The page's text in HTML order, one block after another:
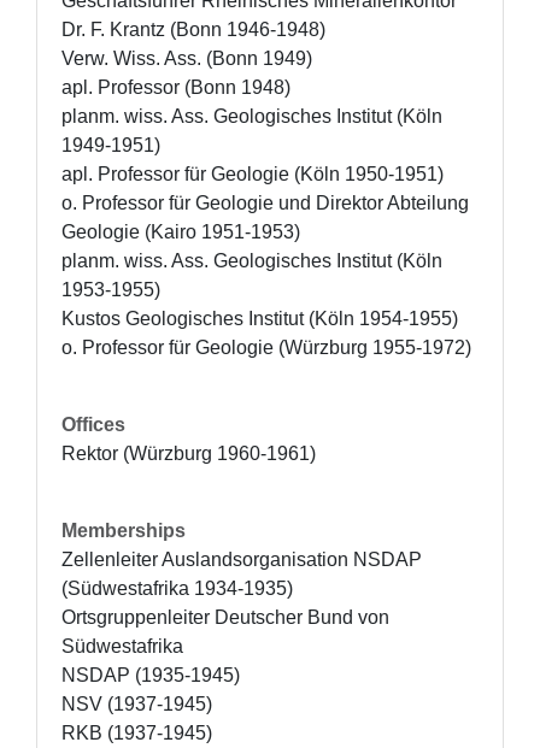
Dr. F. Krantz (Bonn 1946-1948)
Verw. Wiss. Ass. (Bonn 1949)
apl. Professor (Bonn 1948)
planm. wiss. Ass. Geologisches Institut (Köln
1949-1951)
apl. Professor für Geologie (Köln 1950-1951)
o. Professor für Geologie und Direktor Abteilung
Geologie (Kairo 1951-1953)
planm. wiss. Ass. Geologisches Institut (Köln
1953-1955)
Kustos Geologisches Institut (Köln 1954-1955)
o. Professor für Geologie (Würzburg 1955-1972)
Offices
Rektor (Würzburg 1960-1961)
Memberships
Zellenleiter Auslandsorganisation NSDAP
(Südwestafrika 1934-1935)
Ortsgruppenleiter Deutscher Bund von
Südwestafrika
NSDAP (1935-1945)
NSV (1937-1945)
RKB (1937-1945)